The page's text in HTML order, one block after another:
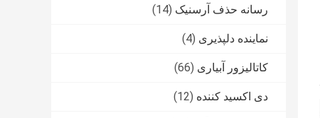
رسانه حذف آرسنیک (14)
نماینده دلپذیری (4)
کاتالیزور آبیاری (66)
دی اکسید کننده (12)